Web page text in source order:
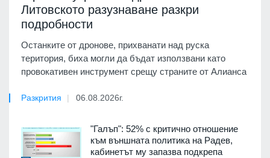
Литовското разузнаване разкри
подробности
Останките от дронове, прихванати над руска
територия, биха могли да бъдат използвани като
провокативен инструмент срещу страните от Алианса
Разкрития 06.08.2026г.
"Галъп": 52% с критично отношение
към външната политика на Радев,
кабинетът му запазва подкрепа